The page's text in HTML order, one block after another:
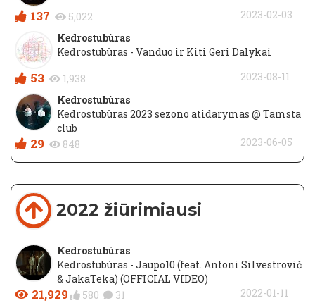
137 5,022
2023-02-03
Kedrostubùras
Kedrostubùras - Vanduo ir Kiti Geri Dalykai
53 1,938
2023-08-11
Kedrostubùras
Kedrostubùras 2023 sezono atidarymas @ Tamsta
club
29 848 2023-06-05
2022 žiūrimiausi
Kedrostubùras
Kedrostubùras - Jaupo10 (feat. Antoni Silvestrovič
& JakaTeka) (OFFICIAL VIDEO)
21,929 580 31
2022-01-11